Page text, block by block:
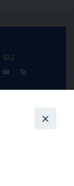
su
YouTube
2025